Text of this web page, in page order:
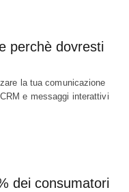
perchè dovresti
la tua comunicazione
e messaggi interattivi
dei consumatori